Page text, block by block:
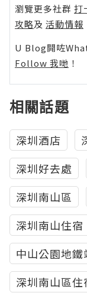
瀏覽更多社群 打
攻略及 活動情報
U Blog開咗
Follow 我哋 ！
相關話題
深圳酒店
深圳好去處
深圳南山區
深圳南山住宿
中山公園地鐵
深圳南山區住